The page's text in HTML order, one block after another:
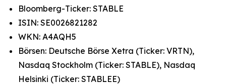
Bloomberg-Ticker: STABLE
ISIN: SE0026821282
WKN: A4AQH5
Börsen: Deutsche Börse Xetra (Ticker: VRTN),
Nasdaq Stockholm (Ticker: STABLE), Nasdaq
Helsinki (Ticker: STABLEE)